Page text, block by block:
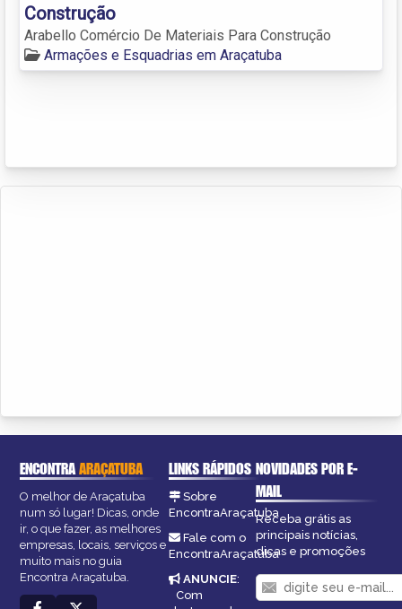
Construção
Arabello Comércio De Materiais Para Construção
Armações e Esquadrias em Araçatuba
ENCONTRAARAÇATUBA
O melhor de Araçatuba
num só lugar! Dicas, onde
ir, o que fazer, as melhores
empresas, locais, serviços e
muito mais no guia
Encontra Araçatuba.
LINKS RÁPIDOS
Sobre
EncontraAraçatuba
Fale com o
EncontraAraçatuba
ANUNCIE:
Com
NOVIDADES POR E-
MAIL
Receba grátis as
principais notícias,
dicas e promoções